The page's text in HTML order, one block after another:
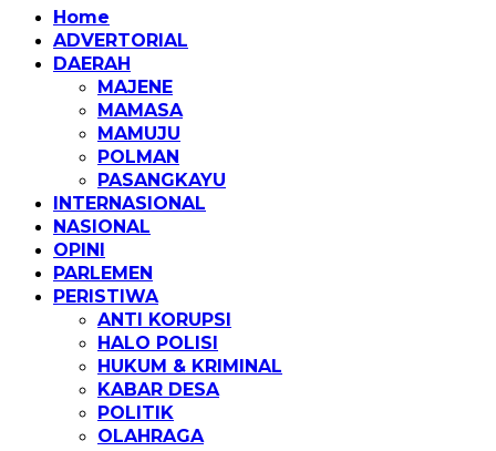
Home
ADVERTORIAL
DAERAH
MAJENE
MAMASA
MAMUJU
POLMAN
PASANGKAYU
INTERNASIONAL
NASIONAL
OPINI
PARLEMEN
PERISTIWA
ANTI KORUPSI
HALO POLISI
HUKUM & KRIMINAL
KABAR DESA
POLITIK
OLAHRAGA